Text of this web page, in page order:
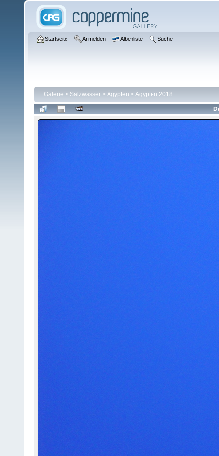
Startseite Anmelden Albenliste Suche
Galerie > Salzwasser > Ägypten > Ägypten 2018